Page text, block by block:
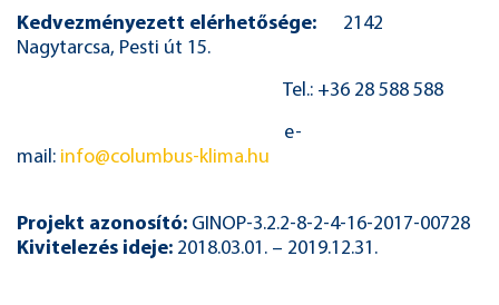
Kedvezményezett elérhetősége: 2142
Nagytarcsa, Pesti út 15.
Tel.: +36 28 588 588
e-
mail: info@columbus-klima.hu
Projekt azonosító: GINOP-3.2.2-8-2-4-16-2017-00728
Kivitelezés ideje: 2018.03.01. – 2019.12.31.